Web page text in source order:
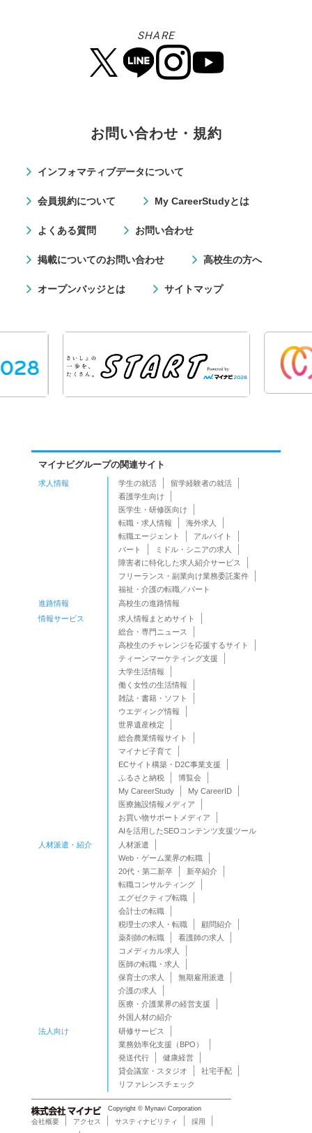
SHARE
お問い合わせ・規約
インフォマティブデータについて
会員規約について My CareerStudyとは
よくある質問 お問い合わせ
掲載についてのお問い合わせ 高校生の方へ
オープンバッジとは サイトマップ
マイナビグループの関連サイト
求人情報 学生の就活
留学経験者の就活
看護学生向け
医学生・研修医向け
転職・求人情報
海外求人
転職エージェント
アルバイト
パート
ミドル・シニアの求人
障害者に特化した求人紹介サービス
フリーランス・副業向け業務委託案件
福祉・介護の転職／パート
進路情報
高校生の進路情報
情報サービス
求人情報まとめサイト
総合・専門ニュース
高校生のチャレンジを応援するサイト
ティーンマーケティング支援
大学生活情報
働く女性の生活情報
雑誌・書籍・ソフト
ウエディング情報
世界遺産検定
総合農業情報サイト
マイナビ子育て
ECサイト構築・D2C事業支援
ふるさと納税
博覧会
My CareerStudy
My CareerID
医療施設情報メディア
お買い物サポートメディア
AIを活用したSEOコンテンツ支援ツール
人材派遣・紹介
人材派遣
Web・ゲーム業界の転職
20代・第二新卒
新卒紹介
転職コンサルティング
エグゼクティブ転職
会計士の転職
税理士の求人・転職
顧問紹介
薬剤師の転職
看護師の求人
コメディカル求人
医師の転職・求人
保育士の求人
無期雇用派遣
介護の求人
医療・介護業界の経営支援
外国人材の紹介
法人向け
研修サービス
業務効率化支援（BPO）
発送代行
健康経営
貸会議室・スタジオ
社宅手配
リファレンスチェック
Copyright © Mynavi Corporation
会社概要 アクセス サスティナビリティ 採用